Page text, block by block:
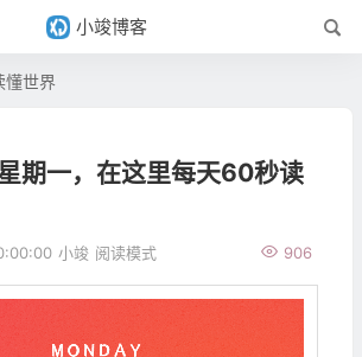
小竣博客
懂世界
期一，在这里每天60秒读
小竣 906
阅读模式